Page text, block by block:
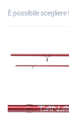
È possibile scegliere
- Numero di sezioni: 3
Canna da feeder
- Numero di sezioni: